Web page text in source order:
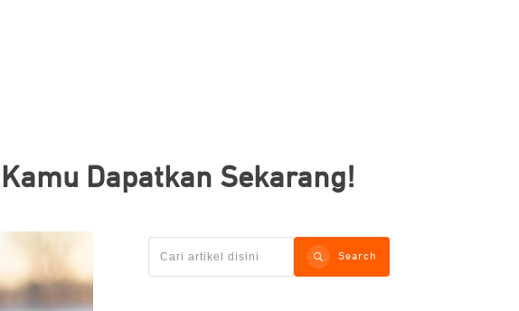
Dapatkan Sekarang!
Search